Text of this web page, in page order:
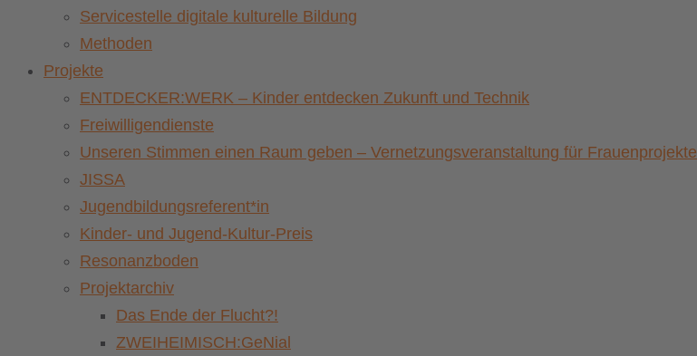
Servicestelle digitale kulturelle Bildung
Methoden
Projekte
ENTDECKER:WERK – Kinder entdecken Zukunft und Technik
Freiwilligendienste
Unseren Stimmen einen Raum geben – Vernetzungsveranstaltung für Frauenprojekte
JISSA
Jugendbildungsreferent*in
Kinder- und Jugend-Kultur-Preis
Resonanzboden
Projektarchiv
Das Ende der Flucht?!
ZWEIHEIMISCH:GeNial